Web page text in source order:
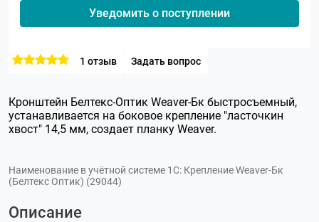
Уведомить о поступлении
1 отзыв Задать вопрос
Кронштейн Белтекс-Оптик Weaver-Бк быстросъемный,
устанавливается на боковое крепление "ласточкин
хвост" 14,5 мм, создает планку Weaver.
Наименование в учётной системе 1С: Крепление Weaver-Бк
(Белтекс Оптик) (29044)
Описание